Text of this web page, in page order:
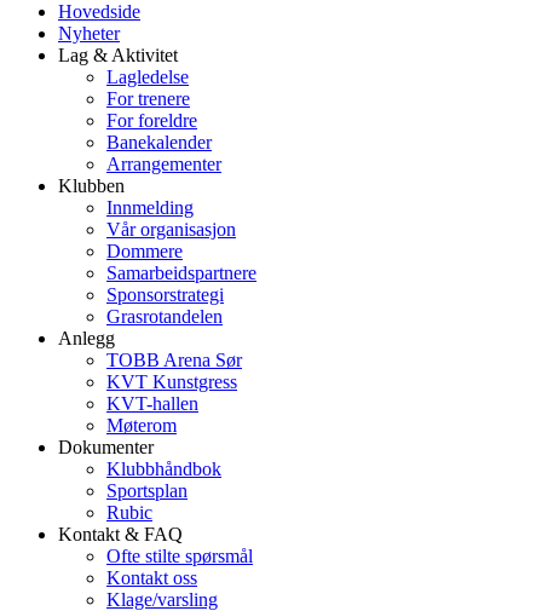
Hovedside
Nyheter
Lag & Aktivitet
Lagledelse
For trenere
For foreldre
Banekalender
Arrangementer
Klubben
Innmelding
Vår organisasjon
Dommere
Samarbeidspartnere
Sponsorstrategi
Grasrotandelen
Anlegg
TOBB Arena Sør
KVT Kunstgress
KVT-hallen
Møterom
Dokumenter
Klubbhåndbok
Sportsplan
Rubic
Kontakt & FAQ
Ofte stilte spørsmål
Kontakt oss
Klage/varsling